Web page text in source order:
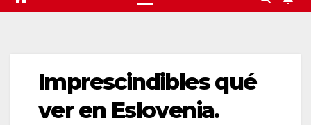
Imprescindibles qué
ver en Eslovenia.